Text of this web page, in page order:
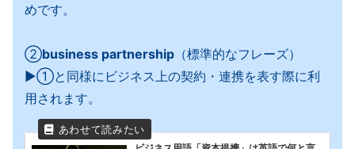
めです。
②business partnership （標準的なフレーズ）
▶︎①と同様にビジネス上の契約・連携を表す際に利
用されます。